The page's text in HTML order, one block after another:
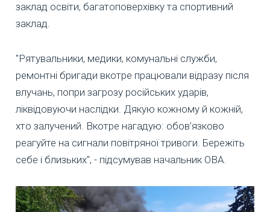
заклад освіти, багатоповерхівку та спортивний
заклад.
"Рятувальники, медики, комунальні служби,
ремонтні бригади вкотре працювали відразу після
влучань, попри загрозу російських ударів,
ліквідовуючи наслідки. Дякую кожному й кожній,
хто залучений. Вкотре нагадую: обов’язково
реагуйте на сигнали повітряної тривоги. Бережіть
себе і близьких", - підсумував начальник ОВА.